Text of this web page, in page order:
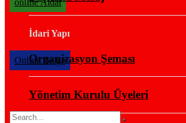
onlIne Aidat
OnlIne Belge
İdari Yapı
Organizasyon Şeması
Yönetim Kurulu Üyeleri